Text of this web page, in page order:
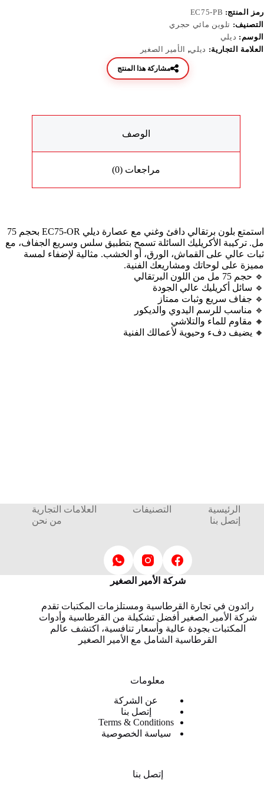
رمز المنتج: EC75-PB
التصنيف: تلوين مائي حجري
الوسم: ديلي
العلامة التجارية: ديلي, الأمير الصغير
مشاركة هذا المنتج
الوصف
مراجعات (0)
استمتع بلون برتقالي دافئ وغني مع عصارة ديلي EC75-OR بحجم 75
مل. تركيبة الأكريليك السائلة تسمح بتطبيق سلس وسريع الجفاف، مع
ثبات عالي على القماش، الورق، أو الخشب. مثالية لإضفاء لمسة
مميزة على لوحاتك ومشاريعك الفنية.
🔹 حجم 75 مل من اللون البرتقالي
🔹 سائل أكريليك عالي الجودة
🔹 جفاف سريع وثبات ممتاز
🔹 مناسب للرسم اليدوي والديكور
🔸 مقاوم للماء والتلاشي
🔸 يضيف دفء وحيوية لأعمالك الفنية
الرئيسية التصنيفات
العلامات التجارية
إتصل بنا
من نحن
شركة الأمير الصغير
رائدون في تجارة القرطاسية ومستلزمات المكتبات تقدم
شركة الأمير الصغير أفضل تشكيلة من القرطاسية وأدوات
المكتبات بجودة عالية وأسعار تنافسية، اكتشف عالم
القرطاسية الشامل مع الأمير الصغير
معلومات
عن الشركة
إتصل بنا
Terms & Conditions
سياسة الخصوصية
إتصل بنا